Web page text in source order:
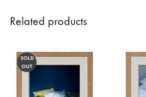
Related products
SOLD
OUT